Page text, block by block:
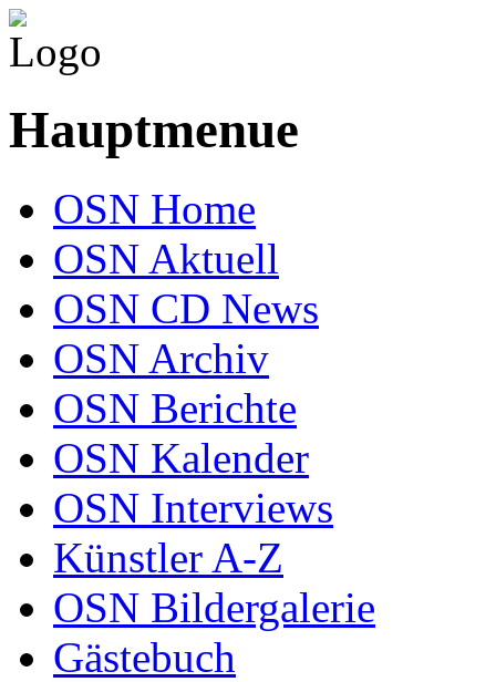
Hauptmenue
OSN Home
OSN Aktuell
OSN CD News
OSN Archiv
OSN Berichte
OSN Kalender
OSN Interviews
Künstler A-Z
OSN Bildergalerie
Gästebuch